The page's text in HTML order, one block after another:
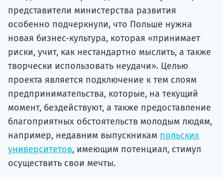
представители министерства развития
особенно подчеркнули, что Польше нужна
новая бизнес-культура, которая «принимает
риски, учит, как нестандартно мыслить, а также
творчески использовать неудачи». Целью
проекта является подключение к тем слоям
предпринимательства, которые, на текущий
момент, бездействуют, а также предоставление
благоприятных обстоятельств молодым людям,
например, недавним выпускникам польских
университетов, имеющим потенциал, стимул
осуществить свои мечты.